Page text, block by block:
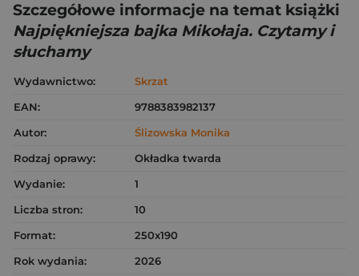
Szczegółowe informacje na temat książki
Najpiękniejsza bajka Mikołaja. Czytamy i
słuchamy
Wydawnictwo:
Skrzat
EAN:
9788383982137
Autor:
Ślizowska Monika
Rodzaj oprawy:
Okładka twarda
Wydanie:
1
Liczba stron:
10
Format:
250x190
Rok wydania:
2026